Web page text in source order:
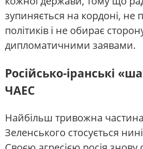
зупиняється на кордоні, не
політиків і не обирає
дипломатичними заявами.
Російсько-іранські
ЧАЕС
Найбільш тривожна
Зеленського стосується